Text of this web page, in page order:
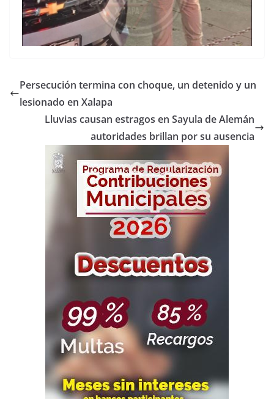
Persecución termina con choque, un detenido y un
lesionado en Xalapa
Lluvias causan estragos en Sayula de Alemán
autoridades brillan por su ausencia